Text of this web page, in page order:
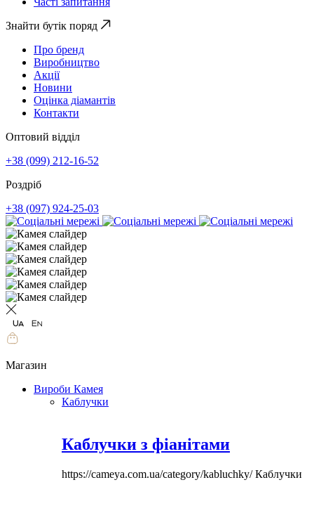
Знайти бутік поряд
Про бренд
Виробництво
Акції
Новини
Оцінка діамантів
Контакти
Оптовий відділ
+38 (099) 212-16-52
Роздріб
+38 (097) 924-25-03
Магазин
Вироби Камея
Каблучки
Каблучки з фіанітами
https://cameya.com.ua/category/kabluchky/Каблучки